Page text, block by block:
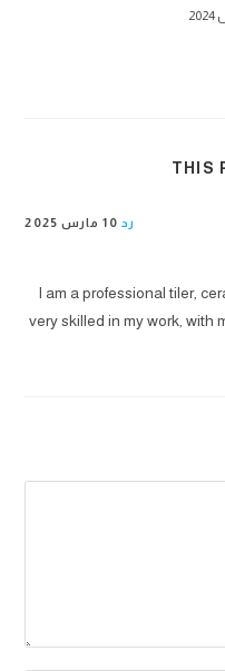
THIS
رد 10 مارس 2025
I am a professional tiler,
very skilled in my work, with